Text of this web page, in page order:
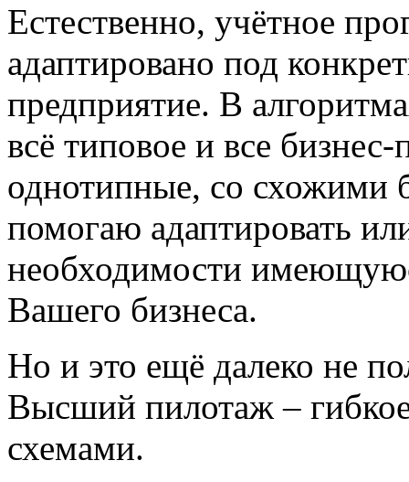
Естественно, учётное
адаптировано под
предприятие. В
всё типовое и все
однотипные, со схожими
помогаю адаптировать
необходимости
Вашего бизнеса.
Но и это ещё далеко не
Высший пилотаж –
схемами.